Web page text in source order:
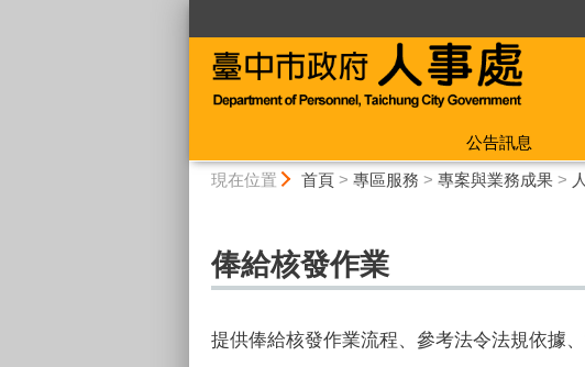
公告訊息
現在位置 首頁> 專區服務 > 專案與業務成果>
俸給核發作業
提供俸給核發作業流程、參考法令法規依據